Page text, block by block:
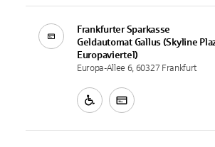
Frankfurter Sparkasse
Geldautomat Gallus (Skyline
Europaviertel)
Europa-Allee 6, 60327 Frankfurt